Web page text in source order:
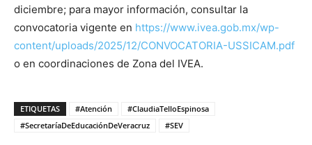
diciembre; para mayor información, consultar la
convocatoria vigente en https://www.ivea.gob.mx/wp-
content/uploads/2025/12/CONVOCATORIA-USSICAM.pdf
o en coordinaciones de Zona del IVEA.
ETIQUETAS #Atención
#ClaudiaTelloEspinosa
#SecretaríaDeEducaciónDeVeracruz
#SEV